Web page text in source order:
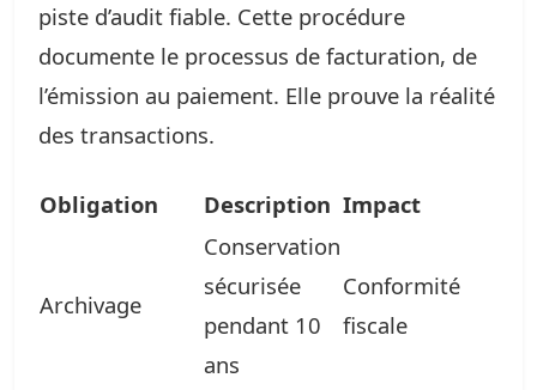
piste d’audit fiable. Cette procédure
documente le processus de facturation, de
l’émission au paiement. Elle prouve la réalité
des transactions.
Obligation Description Impact
Archivage
Conservation
sécurisée
pendant 10
ans
Conformité
fiscale